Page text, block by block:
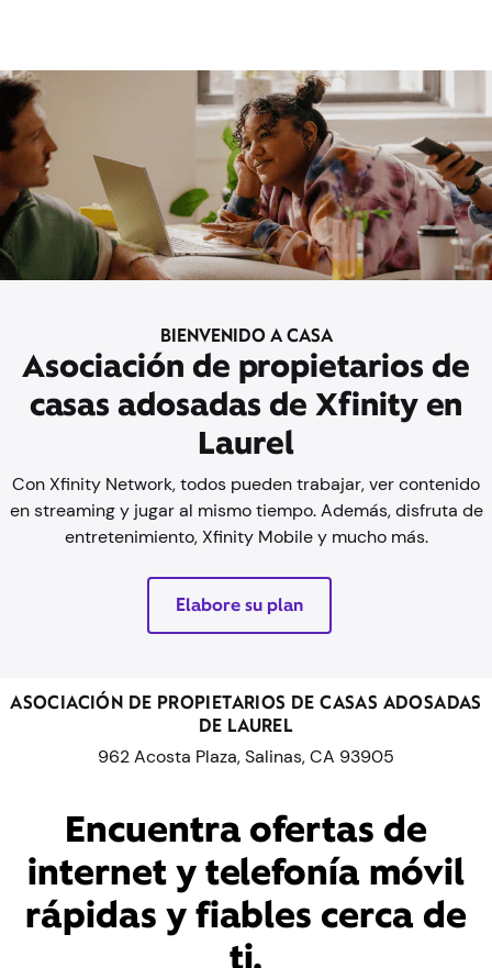
BIENVENIDO A CASA
Asociación de propietarios de
casas adosadas de Xfinity en
Laurel
Con Xfinity Network, todos pueden trabajar, ver contenido
en streaming y jugar al mismo tiempo. Además, disfruta de
entretenimiento, Xfinity Mobile y mucho más.
Elabore su plan
ASOCIACIÓN DE PROPIETARIOS DE CASAS ADOSADAS
DE LAUREL
962 Acosta Plaza, Salinas, CA 93905
Encuentra ofertas de
internet y telefonía móvil
rápidas y fiables cerca de
ti.